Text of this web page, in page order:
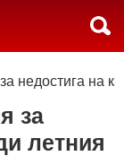
недостига на
за
летния